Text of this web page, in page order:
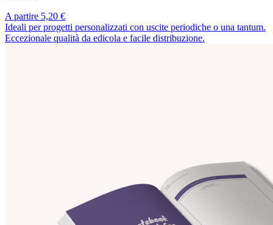
A partire 5,20 €
Ideali per progetti personalizzati con uscite periodiche o una tantum.
Eccezionale qualità da edicola e facile distribuzione.